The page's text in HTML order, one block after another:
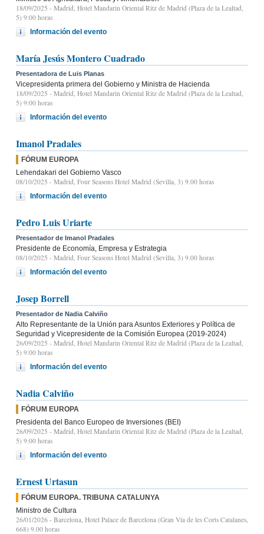
18/09/2025 - Madrid, Hotel Mandarin Oriental Ritz de Madrid (Plaza de la Lealtad,
5) 9:00 horas
Información del evento
María Jesús Montero Cuadrado
Presentadora de Luis Planas
Vicepresidenta primera del Gobierno y Ministra de Hacienda
18/09/2025 - Madrid, Hotel Mandarin Oriental Ritz de Madrid (Plaza de la Lealtad,
5) 9:00 horas
Información del evento
Imanol Pradales
FÓRUM EUROPA
Lehendakari del Gobierno Vasco
08/10/2025 - Madrid, Four Seasons Hotel Madrid (Sevilla, 3) 9.00 horas
Información del evento
Pedro Luis Uriarte
Presentador de Imanol Pradales
Presidente de Economía, Empresa y Estrategia
08/10/2025 - Madrid, Four Seasons Hotel Madrid (Sevilla, 3) 9.00 horas
Información del evento
Josep Borrell
Presentador de Nadia Calviño
Alto Representante de la Unión para Asuntos Exteriores y Política de
Seguridad y Vicepresidente de la Comisión Europea (2019-2024)
26/09/2025 - Madrid, Hotel Mandarin Oriental Ritz de Madrid (Plaza de la Lealtad,
5) 9:00 horas
Información del evento
Nadia Calviño
FÓRUM EUROPA
Presidenta del Banco Europeo de Inversiones (BEI)
26/09/2025 - Madrid, Hotel Mandarin Oriental Ritz de Madrid (Plaza de la Lealtad,
5) 9:00 horas
Información del evento
Ernest Urtasun
FÓRUM EUROPA. TRIBUNA CATALUNYA
Ministro de Cultura
26/01/2026 - Barcelona, Hotel Palace de Barcelona (Gran Vía de les Corts Catalanes,
668) 9.00 horas